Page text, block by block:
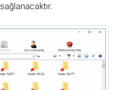
sağlanacaktır.